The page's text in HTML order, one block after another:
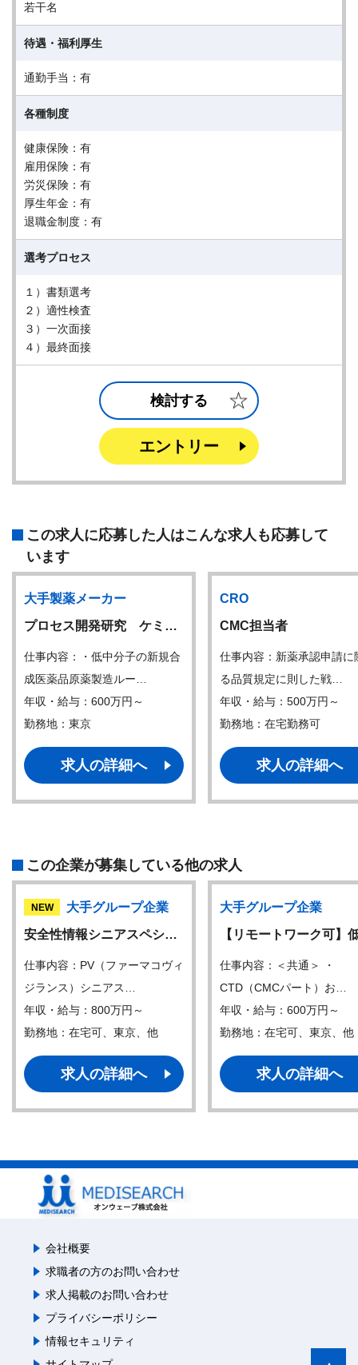
若干名
待遇・福利厚生
通勤手当：有
各種制度
健康保険：有
雇用保険：有
労災保険：有
厚生年金：有
退職金制度：有
選考プロセス
１）書類選考
２）適性検査
３）一次面接
４）最終面接
検討する
エントリー
この求人に応募した人はこんな求人も応募して
います
大手製薬メーカー
プロセス開発研究 ケミ…
仕事内容：・低中分子の新規合
成医薬品原薬製造ルー…
年収・給与：600万円～
勤務地：東京
求人の詳細へ
CRO
CMC担当者
仕事内容：新薬承認申請に
る品質規定に則した戦…
年収・給与：500万円～
勤務地：在宅勤務可
求人の詳細へ
この企業が募集している他の求人
NEW
大手グループ企業
安全性情報シニアスペシ…
仕事内容：PV（ファーマコヴィ
ジランス）シニアス…
年収・給与：800万円～
勤務地：在宅可、東京、他
求人の詳細へ
大手グループ企業
【リモートワーク可】
仕事内容：＜共通＞ ・
CTD（CMCパート）お…
年収・給与：600万円～
勤務地：在宅可、東京、他
求人の詳細へ
会社概要
求職者の方のお問い合わせ
求人掲載のお問い合わせ
プライバシーポリシー
情報セキュリティ